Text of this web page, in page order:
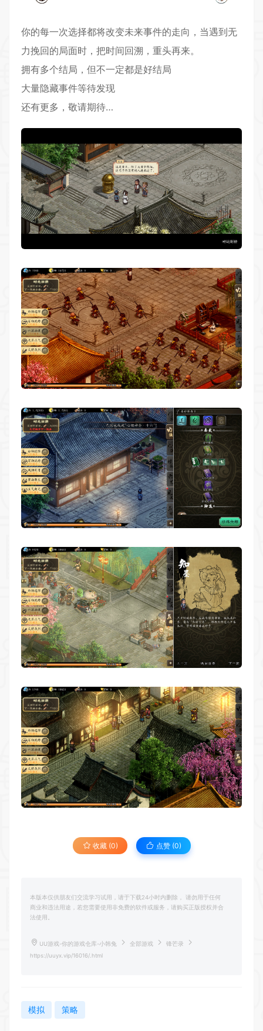
你的每一次选择都将改变未来事件的走向，当遇到无
力挽回的局面时，把时间回溯，重头再来。
拥有多个结局，但不一定都是好结局
大量隐藏事件等待发现
还有更多，敬请期待…
收藏 (0) 点赞 (0)
本版本仅供朋友们交流学习试用，请于下载24小时内删除， 请勿用于任何
商业和违法用途，若您需要使用非免费的软件或服务，请购买正版授权并合
法使用。
UU游戏-你的游戏仓库-小韩兔 全部游戏
锋芒录
https://uuyx.vip/16016/.html
模拟 策略